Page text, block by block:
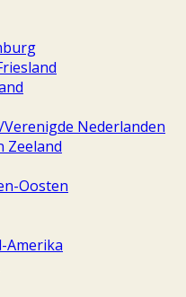
Nederlanden
Zeeland
Oosten
Amerika